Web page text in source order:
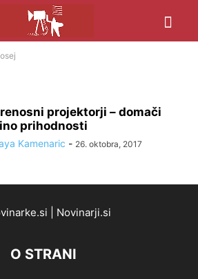
projektorji – domači
prihodnosti
Kamenaric - 26. oktobra, 2017
O STRANI